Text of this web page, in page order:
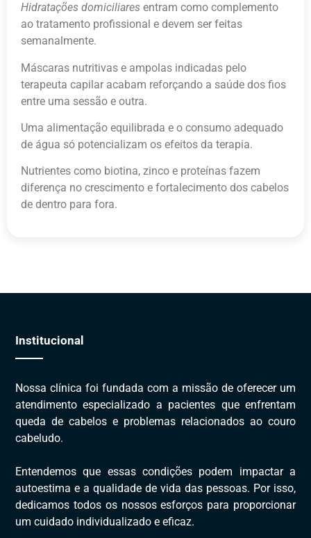
Hidratações domiciliares entram como complemento
ao tratamento profissional e devem ser feitas
semanalmente.
Máscaras nutritivas e ampolas indicadas pelo
terapeuta capilar acabam reforçando a saúde dos fios
entre uma sessão e outra.
Uma alimentação equilibrada e o consumo adequado
de água só potencializam os efeitos da terapia.
Nutrientes como biotina, zinco e proteínas fazem
diferença no crescimento e fortalecimento dos cabelos
de dentro para fora.
Institucional
Nossa clínica foi fundada com a missão de oferecer um
atendimento especializado a pacientes que enfrentam
queda de cabelos e problemas relacionados ao couro
cabeludo.
Entendemos que essas condições podem impactar a
autoestima e a qualidade de vida das pessoas. Por isso,
dedicamos todos os nossos esforços para proporcionar
um cuidado individualizado e eficaz.